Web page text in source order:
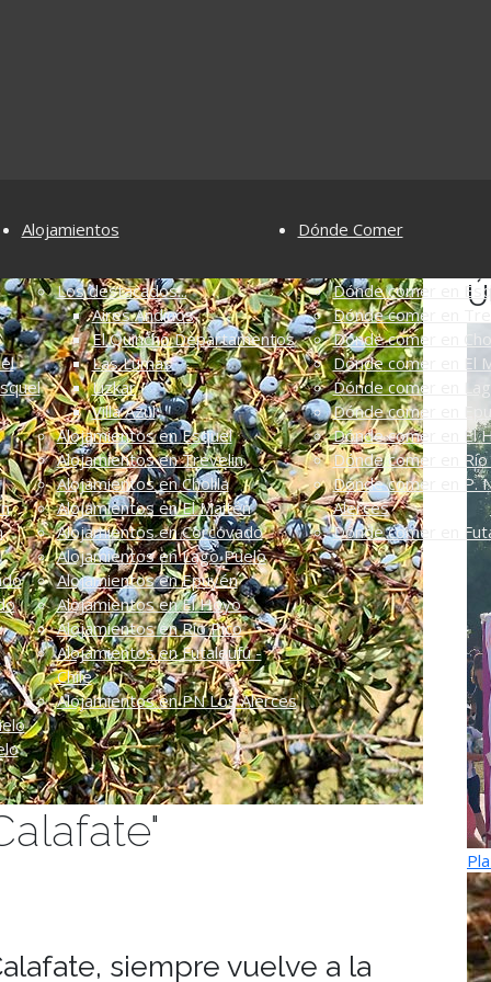
Alojamientos
Los destacados...
Aires Andinos
El Quincho Departamentos
Las Lumas
Lizkar
Villa Azul
Alojamientos en Esquel
Alojamientos en Trevelin
Alojamientos en Cholila
Alojamientos en El Maitén
Alojamientos en Corcovado
Alojamientos en Lago Puelo
Alojamientos en Epuyén
Alojamientos en El Hoyo
Alojamientos en Río Pico
Alojamientos en Futaleufú -
Chile
Alojamientos en PN Los Alerces
Dónde Comer
Dónde comer en
Dónde comer en
Dónde comer en
Dónde comer en El
Dónde comer en
Dónde comer en
Dónde comer en El
Dónde comer en Río
Dónde comer en P.
Alerces
Dónde comer en
siempre vuelve a la